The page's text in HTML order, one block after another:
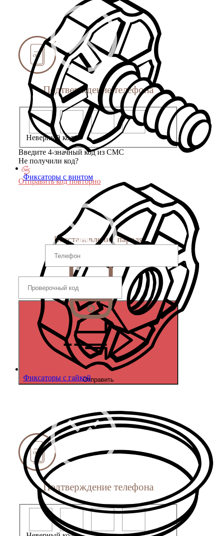
Фиксаторы с винтом
Фиксаторы с гайкой
Подтверждение телефона
Неверный код
Введите 4-значный код из СМС
Не получили код?
Отправить код повторно
Восстановление пароля
Отправить
Подтверждение телефона